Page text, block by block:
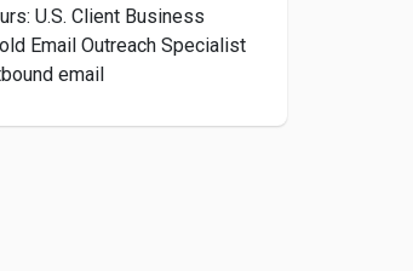
U.S. Client Business
Email Outreach Specialist
email...